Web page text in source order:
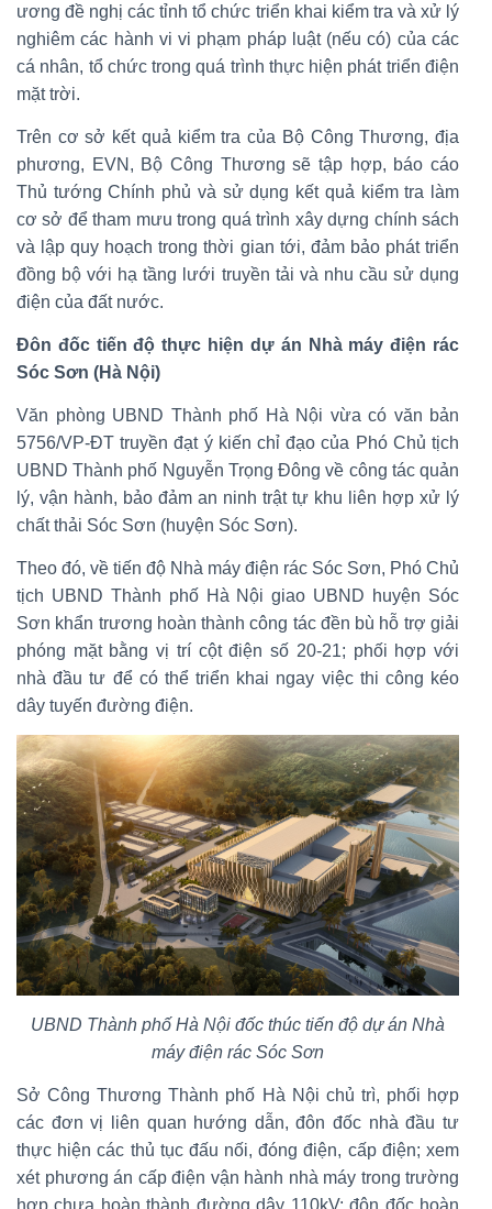
ương đề nghị các tỉnh tổ chức triển khai kiểm tra và xử lý
nghiêm các hành vi vi phạm pháp luật (nếu có) của các
cá nhân, tổ chức trong quá trình thực hiện phát triển điện
mặt trời.
Trên cơ sở kết quả kiểm tra của Bộ Công Thương, địa
phương, EVN, Bộ Công Thương sẽ tập hợp, báo cáo
Thủ tướng Chính phủ và sử dụng kết quả kiểm tra làm
cơ sở để tham mưu trong quá trình xây dựng chính sách
và lập quy hoạch trong thời gian tới, đảm bảo phát triển
đồng bộ với hạ tầng lưới truyền tải và nhu cầu sử dụng
điện của đất nước.
Đôn đốc tiến độ thực hiện dự án Nhà máy điện rác
Sóc Sơn (Hà Nội)
Văn phòng UBND Thành phố Hà Nội vừa có văn bản
5756/VP-ĐT truyền đạt ý kiến chỉ đạo của Phó Chủ tịch
UBND Thành phố Nguyễn Trọng Đông về công tác quản
lý, vận hành, bảo đảm an ninh trật tự khu liên hợp xử lý
chất thải Sóc Sơn (huyện Sóc Sơn).
Theo đó, về tiến độ Nhà máy điện rác Sóc Sơn, Phó Chủ
tịch UBND Thành phố Hà Nội giao UBND huyện Sóc
Sơn khẩn trương hoàn thành công tác đền bù hỗ trợ giải
phóng mặt bằng vị trí cột điện số 20-21; phối hợp với
nhà đầu tư để có thể triển khai ngay việc thi công kéo
dây tuyến đường điện.
UBND Thành phố Hà Nội đốc thúc tiến độ dự án Nhà
máy điện rác Sóc Sơn
Sở Công Thương Thành phố Hà Nội chủ trì, phối hợp
các đơn vị liên quan hướng dẫn, đôn đốc nhà đầu tư
thực hiện các thủ tục đấu nối, đóng điện, cấp điện; xem
xét phương án cấp điện vận hành nhà máy trong trường
hợp chưa hoàn thành đường dây 110kV; đôn đốc hoàn